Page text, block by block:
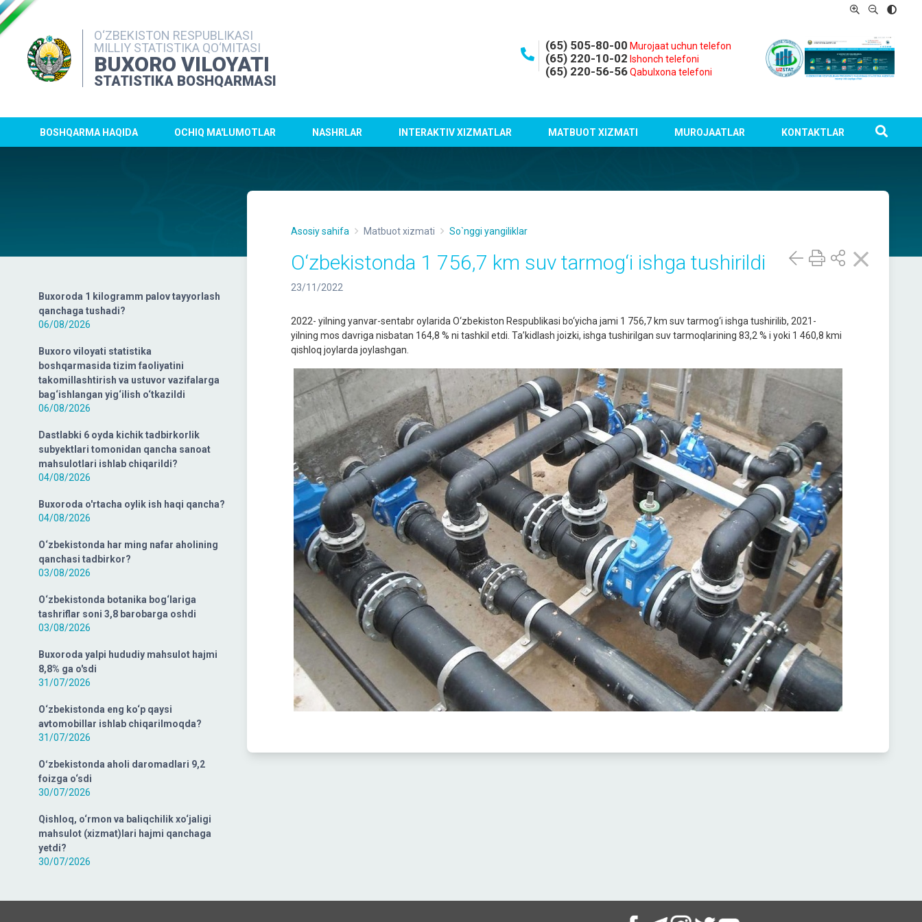
O‘ZBEKISTON RESPUBLIKASI
MILLIY STATISTIKA QO‘MITASI
BUXORO VILOYATI
STATISTIKA BOSHQARMASI
(65) 505-80-00 Murojaat uchun telefon
(65) 220-10-02 Ishonch telefoni
(65) 220-56-56 Qabulxona telefoni
BOSHQARMA HAQIDA OCHIQ MA'LUMOTLAR NASHRLAR INTERAKTIV XIZMATLAR MATBUOT XIZMATI MUROJAATLAR KONTAKTLAR
Buxoroda 1 kilogramm palov tayyorlash
qanchaga tushadi?
06/08/2026
Buxoro viloyati statistika
boshqarmasida tizim faoliyatini
takomillashtirish va ustuvor vazifalarga
bag‘ishlangan yig‘ilish o‘tkazildi
06/08/2026
Dastlabki 6 oyda kichik tadbirkorlik
subyektlari tomonidan qancha sanoat
mahsulotlari ishlab chiqarildi?
04/08/2026
Buxoroda o'rtacha oylik ish haqi qancha?
04/08/2026
O‘zbekistonda har ming nafar aholining
qanchasi tadbirkor?
03/08/2026
O‘zbekistonda botanika bog‘lariga
tashriflar soni 3,8 barobarga oshdi
03/08/2026
Buxoroda yalpi hududiy mahsulot hajmi
8,8% ga o'sdi
31/07/2026
O‘zbekistonda eng ko‘p qaysi
avtomobillar ishlab chiqarilmoqda?
31/07/2026
Oʻzbekistonda aholi daromadlari 9,2
foizga o‘sdi
30/07/2026
Qishloq, o‘rmon va baliqchilik xo‘jaligi
mahsulot (xizmat)lari hajmi qanchaga
yetdi?
30/07/2026
Asosiy sahifa Matbuot xizmati So`nggi yangiliklar
O‘zbekistonda 1 756,7 km suv tarmog‘i ishga tushirildi
23/11/2022
2022- yilning yanvar-sentabr oylarida O‘zbekiston Respublikasi bo‘yicha jami 1 756,7 km suv tarmog‘i ishga tushirilib, 2021-
yilning mos davriga nisbatan 164,8 % ni tashkil etdi. Ta’kidlash joizki, ishga tushirilgan suv tarmoqlarining 83,2 % i yoki 1 460,8 kmi
qishloq joylarda joylashgan.